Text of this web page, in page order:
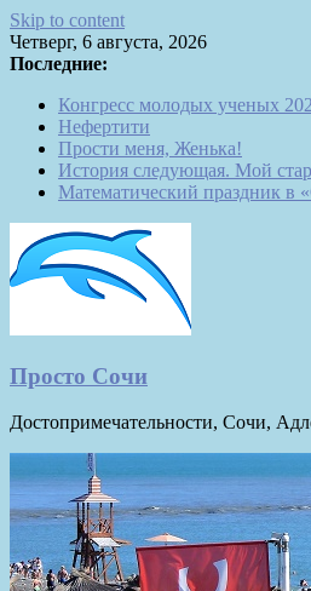
Skip to content
Четверг, 6 августа, 2026
Последние:
Конгресс молодых ученых
Нефертити
Прости меня, Женька!
История следующая. Мой
Математический праздник в
Просто Сочи
Достопримечательности, Сочи,